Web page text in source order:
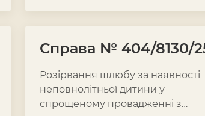
Справа № 404/8130/
Розірвання шлюбу за наявності
неповнолітньої дитини у
спрощеному провадженні з